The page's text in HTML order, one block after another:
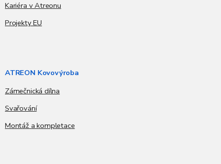
Kariéra v Atreonu
Projekty EU
ATREON Kovovýroba
Zámečnická dílna
Svařování
Montáž a kompletace